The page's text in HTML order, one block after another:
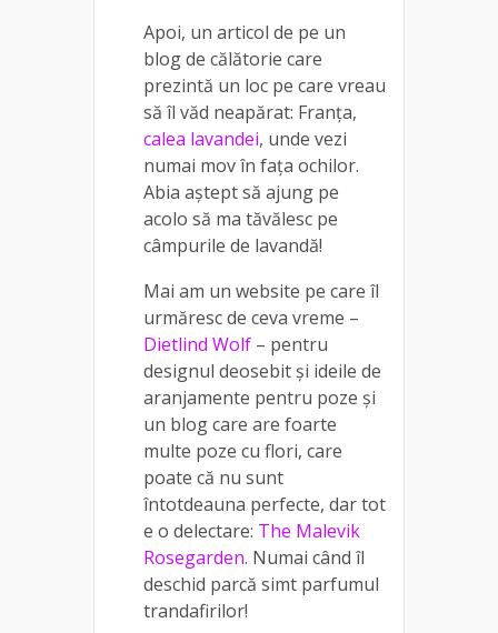
Apoi, un articol de pe un
blog de călătorie care
prezintă un loc pe care vreau
să îl văd neapărat: Franța,
calea lavandei, unde vezi
numai mov în fața ochilor.
Abia aștept să ajung pe
acolo să ma tăvălesc pe
câmpurile de lavandă!
Mai am un website pe care îl
urmăresc de ceva vreme –
Dietlind Wolf – pentru
designul deosebit și ideile de
aranjamente pentru poze și
un blog care are foarte
multe poze cu flori, care
poate că nu sunt
întotdeauna perfecte, dar tot
e o delectare: The Malevik
Rosegarden. Numai când îl
deschid parcă simt parfumul
trandafirilor!